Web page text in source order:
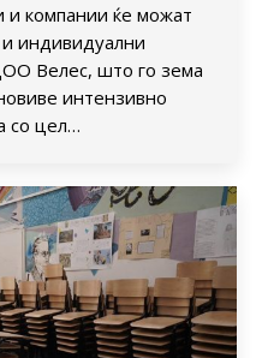
и компании ќе можат
индивидуални
Велес, што го зема
интензивно
со цел…